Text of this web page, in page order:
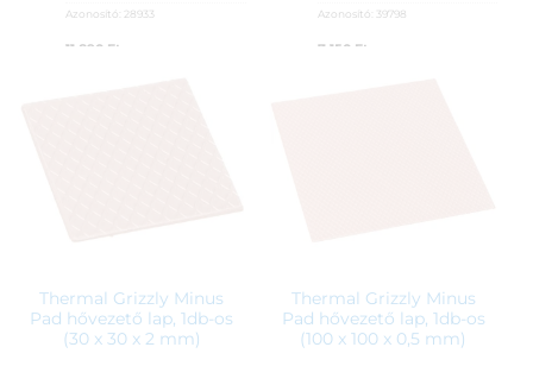
Azonosító: 28933
11 890 Ft
Azonosító: 39798
7 150 Ft
Thermal Grizzly Minus
Pad hővezető lap, 1db-os
(30 x 30 x 2 mm)
Thermal Grizzly Minus
Pad hővezető lap, 1db-os
(100 x 100 x 0,5 mm)